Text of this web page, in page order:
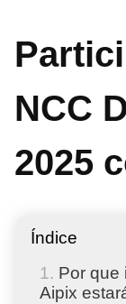
NCC
2025
Índice
Por
Aipix